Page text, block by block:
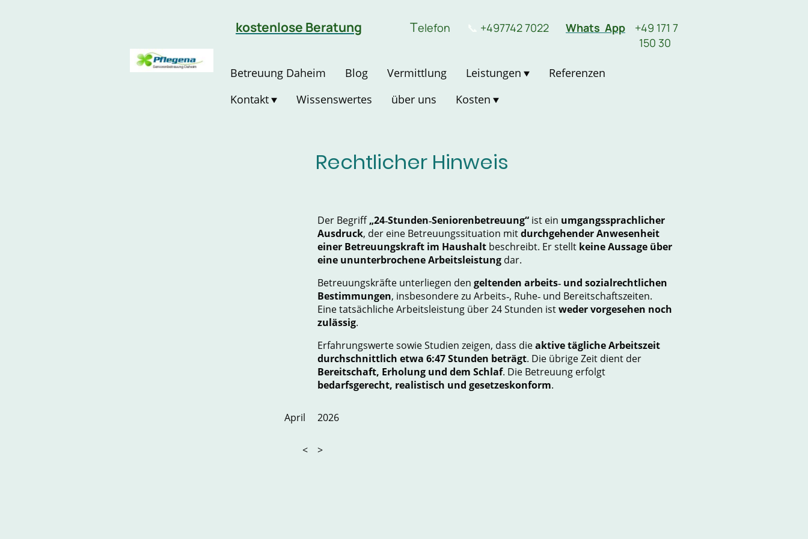
kostenlose Beratung Telefon +497742 7022 Whats App
+49 171 7
150 30
Betreuung Daheim Blog Vermittlung Leistungen
Referenzen
Kontakt
Wissenswertes über uns Kosten
Rechtlicher Hinweis
Der Begriff„24‑Stunden‑Seniorenbetreuung“ist ein umgangssprachlicher
Ausdruck, der eine Betreuungssituation mitdurchgehender Anwesenheit
einer Betreuungskraft im Haushaltbeschreibt. Er stellt keine Aussage über
eine ununterbrochene Arbeitsleistungdar.
Betreuungskräfte unterliegen den geltenden arbeits‑und sozialrechtlichen
Bestimmungen, insbesondere zu Arbeits‑, Ruhe‑und Bereitschaftszeiten.
Eine tatsächliche Arbeitsleistung über 24 Stunden istweder vorgesehen noch
zulässig.
Erfahrungswerte sowie Studien zeigen, dass dieaktive tägliche Arbeitszeit
durchschnittlich etwa 6:47 Stunden beträgt. Die übrige Zeit dient der
Bereitschaft, Erholung und dem Schlaf. Die Betreuung erfolgt
bedarfsgerecht, realistisch und gesetzeskonform.
April 2026
< >